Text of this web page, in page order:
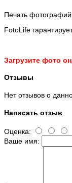
Печать
FotoLife
Загрузите фото
Отзывы
Нет отзывов о
Написать отзыв
Оценка:
Ваше имя: